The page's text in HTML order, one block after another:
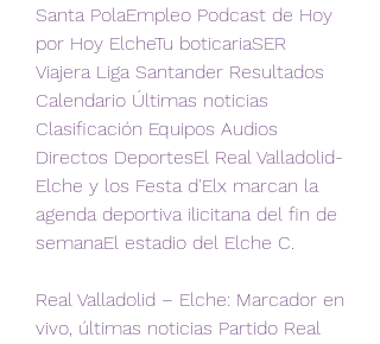
Santa PolaEmpleo Podcast de Hoy
por Hoy ElcheTu boticariaSER
Viajera Liga Santander Resultados
Calendario Últimas noticias
Clasificación Equipos Audios
Directos DeportesEl Real Valladolid-
Elche y los Festa d'Elx marcan la
agenda deportiva ilicitana del fin de
semanaEl estadio del Elche C.
Real Valladolid – Elche: Marcador en
vivo, últimas noticias Partido Real